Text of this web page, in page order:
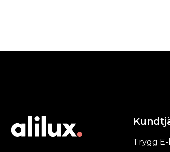
Trygg E-